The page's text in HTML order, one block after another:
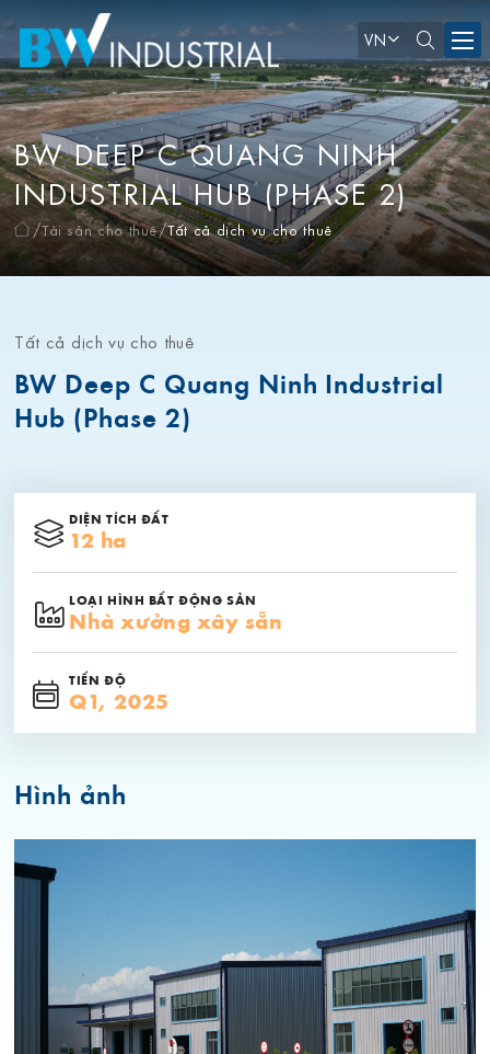
VN
BW DEEP C QUANG NINH
INDUSTRIAL HUB (PHASE 2)
Tài sản cho thuê Tất cả dịch vụ cho thuê
Tất cả dịch vụ cho thuê
BW Deep C Quang Ninh Industrial
Hub (Phase 2)
DIỆN TÍCH ĐẤT
12 ha
LOẠI HÌNH BẤT ĐỘNG SẢN
Nhà xưởng xây sẵn
TIẾN ĐỘ
Q1, 2025
Hình ảnh